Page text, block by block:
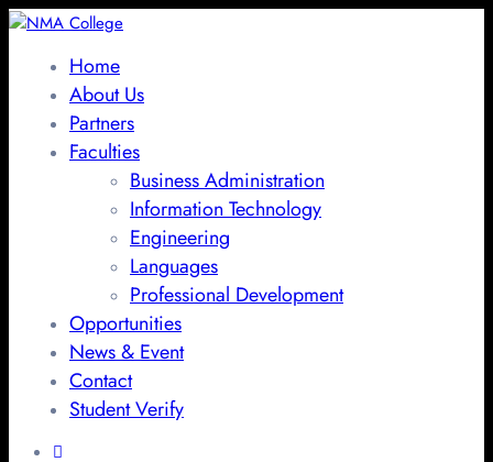
Home
About Us
Partners
Faculties
Business Administration
Information Technology
Engineering
Languages
Professional Development
Opportunities
News & Event
Contact
Student Verify